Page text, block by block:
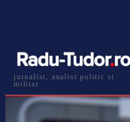
jurnalist, analist politic și
militar